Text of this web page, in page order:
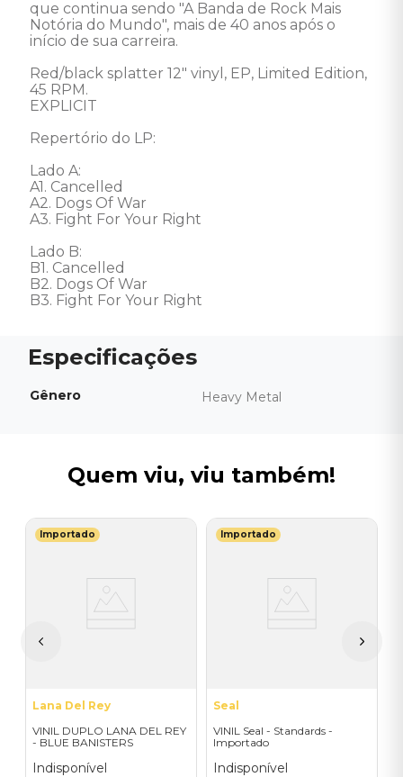
que continua sendo "A Banda de Rock Mais
Notória do Mundo", mais de 40 anos após o
início de sua carreira.
Red/black splatter 12" vinyl, EP, Limited Edition,
45 RPM.
EXPLICIT
Repertório do LP:
Lado A:
A1. Cancelled
A2. Dogs Of War
A3. Fight For Your Right
Lado B:
B1. Cancelled
B2. Dogs Of War
B3. Fight For Your Right
Gênero Heavy Metal
Quem viu, viu também!
Importado
Lana Del Rey
VINIL DUPLO LANA DEL REY
- BLUE BANISTERS
- IMPORTADO
Indisponível
Importado
Seal
VINIL Seal - Standards -
Importado
Indisponível